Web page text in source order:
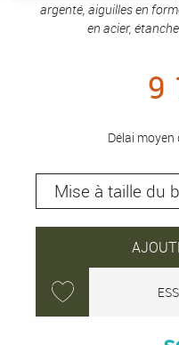
argenté, aiguilles en
en acier,
9
Délai moyen